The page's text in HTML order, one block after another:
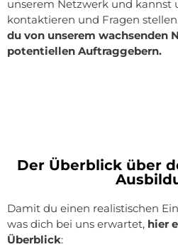
unserem Netzwerk und kannst
kontaktieren und Fragen
du von unserem wachsenden
potentiellen Auftraggebern.
Der Überblick über
Damit du einen realistischen
was dich bei uns erwartet, hier
Überblick: